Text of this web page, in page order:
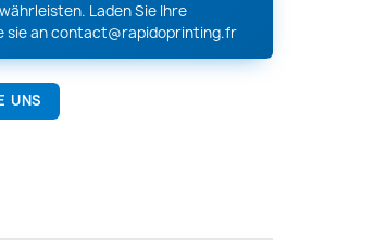
Laden Sie Ihre
sie ancontact@rapidoprinting.fr
UNS